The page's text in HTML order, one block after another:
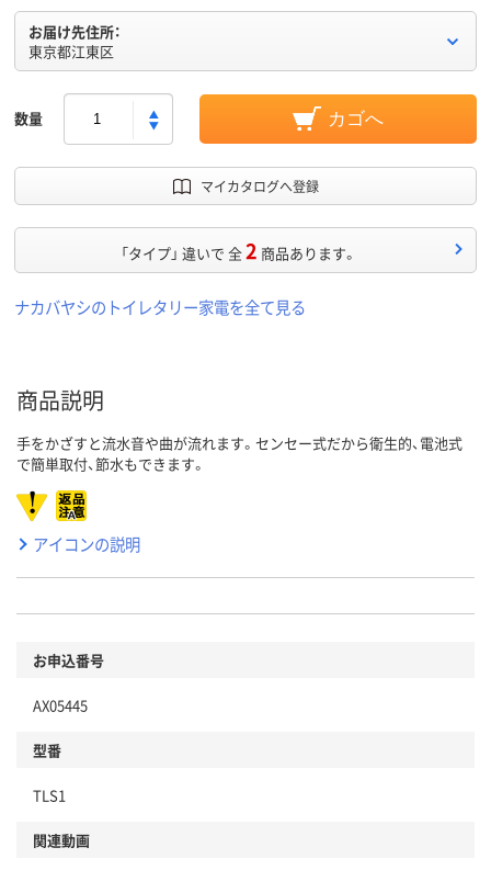
お届け先住所：
東京都江東区
数量 カゴへ
マイカタログへ登録
「タイプ」 違いで 全2 商品あります。
ナカバヤシのトイレタリー家電を全て見る
商品説明
手をかざすと流水音や曲が流れます。センセー式だから衛生的、電池式
で簡単取付、節水もできます。
アイコンの説明
お申込番号
AX05445
型番
TLS1
関連動画